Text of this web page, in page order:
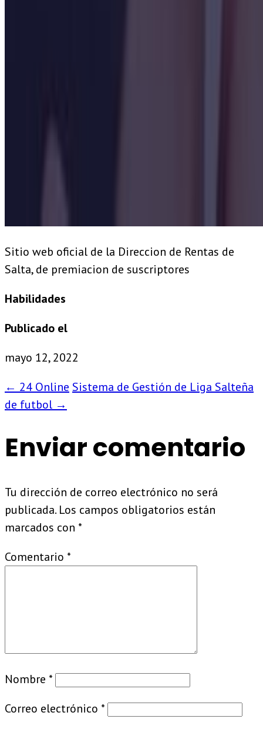
Sitio web oficial de la Direccion de Rentas de
Salta, de premiacion de suscriptores
Habilidades
Publicado el
mayo 12, 2022
← 24 Online Sistema de Gestión de Liga Salteña
de futbol →
Enviar comentario
Tu dirección de correo electrónico no será
publicada. Los campos obligatorios están
marcados con *
Comentario *
Nombre *
Correo electrónico *